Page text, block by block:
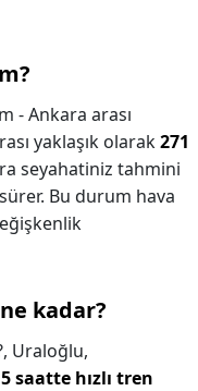
- Ankara arası
yaklaşık olarak271
seyahatiniz tahmini
Bu durum hava
kadar?
Uraloğlu,
saatte hızlı tren